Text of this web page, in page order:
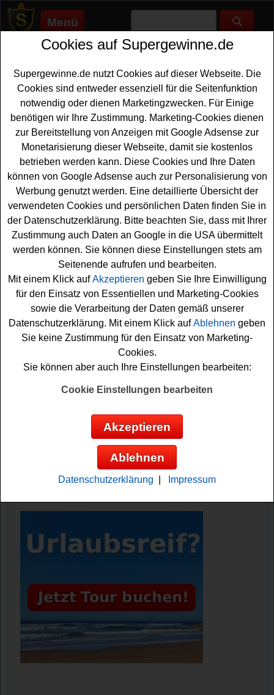
Menü
Supergewinne.de>Gewinnspiele>Sonstige Gewinnspiele
Anzeige:
Anzeige:
Gardena Gewinnspiel - im
Frühlingskalender tolle
Gartengeräte gewinnen
Ein kostenloses Gardena Gewinnspiel - der große
Gardena Frühlingskalender 2025. Jeden Tag wartet
hinter den Türchen im Gardena Frühlingskalender eine
schöne Überraschung fürGartenFreunde - tolle
Gartengeräte und schönes Zubehör rund ums Gärtnern
auf glückliche Gewinner.
Falls Sie an dem Gardena Gewinnspiel kostenlos
teilnehmen möchten, müssen Sie nur die richtigen
Türchen öffnen, kleine Preisfragen beantworten und
können sich dann Ihre Gewinnchance sichern. Vielleicht
haben Sie ja Glück? Auf jeden Fall drücken wir schon
einmal fest die Daumen!
Gardena verlost tolle Gartengeräte und
schöne Sachpreise rund um das Thema
Anzeige:
Cookies auf Supergewinne.de
Supergewinne.de nutzt Cookies auf dieser Webseite. Die
Cookies sind entweder essenziell für die Seitenfunktion
notwendig oder dienen Marketingzwecken. Für Einige
benötigen wir Ihre Zustimmung. Marketing-Cookies dienen
zur Bereitstellung von Anzeigen mit Google Adsense zur
Monetarisierung dieser Webseite, damit sie kostenlos
betrieben werden kann. Diese Cookies und Ihre Daten
können von Google Adsense auch zur Personalisierung von
Werbung genutzt werden. Eine detaillierte Übersicht der
verwendeten Cookies und persönlichen Daten finden Sie in
der Datenschutzerklärung. Bitte beachten Sie, dass mit Ihrer
Zustimmung auch Daten an Google in die USA übermittelt
werden können. Sie können diese Einstellungen stets am
Seitenende aufrufen und bearbeiten.
Mit einem Klick aufAkzeptieren geben Sie Ihre Einwilligung
für den Einsatz von Essentiellen und Marketing-Cookies
sowie die Verarbeitung der Daten gemäß unserer
Datenschutzerklärung. Mit einem Klick aufAblehnen geben
Sie keine Zustimmung für den Einsatz von Marketing-
Cookies.
Sie können aber auch Ihre Einstellungen bearbeiten:
Cookie Einstellungen bearbeiten
Akzeptieren
Ablehnen
Datenschutzerklärung Impressum